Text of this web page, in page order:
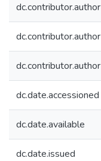
dc.contributor.author
dc.contributor.author
dc.contributor.author
dc.date.accessioned
dc.date.available
dc.date.issued